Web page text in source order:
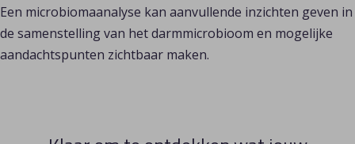
Een microbiomaanalyse kan aanvullende inzichten geven in
de samenstelling van het darmmicrobioom en mogelijke
aandachtspunten zichtbaar maken.